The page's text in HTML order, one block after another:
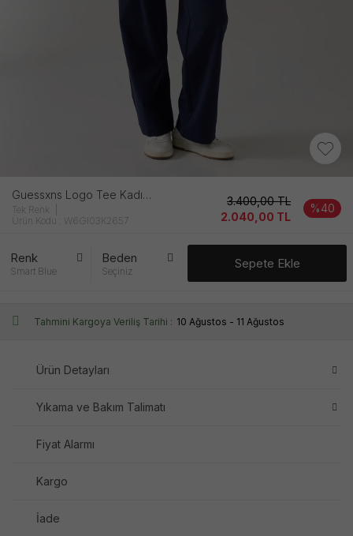
Guessxns Logo Tee Kadın Mavi̇ Ti̇şört
Tek Renk
Ürün Kodu : W6GI03K2657
3.400,00TL
2.040,00 TL
%40
Renk
Smart Blue
Beden
Seçiniz
Sepete Ekle
Tahmini Kargoya Veriliş Tarihi : 10 Ağustos - 11 Ağustos
Ürün Detayları
Yıkama ve Bakım Talimatı
Fiyat Alarmı
Kargo
İade